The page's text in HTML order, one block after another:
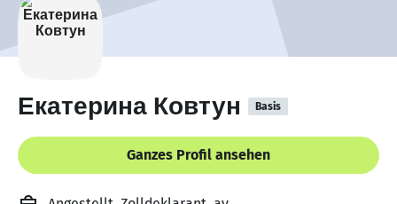
Екатерина Ковтун Basis
Ganzes Profil ansehen